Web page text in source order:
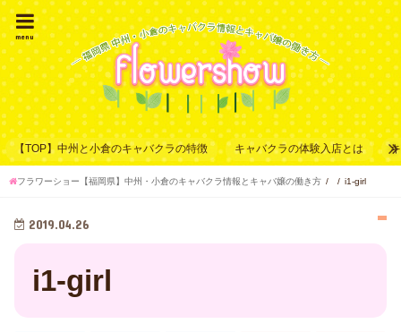
menu
【TOP】中州と小倉のキャバクラの特徴 キャバクラの体験入店とは
フラワーショー【福岡県】中州・小倉のキャバクラ情報とキャバ嬢の働き方 i1-girl
2019.04.26
i1-girl